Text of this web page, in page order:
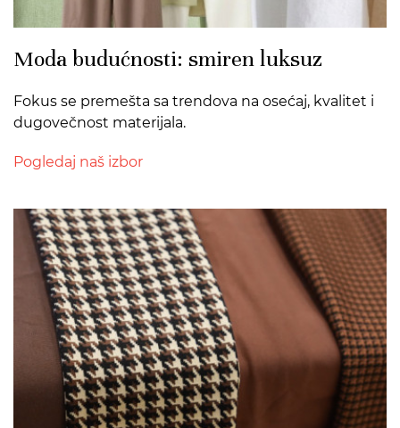
Moda budućnosti: smiren luksuz
Fokus se premešta sa trendova na osećaj, kvalitet i
dugovečnost materijala.
Pogledaj naš izbor